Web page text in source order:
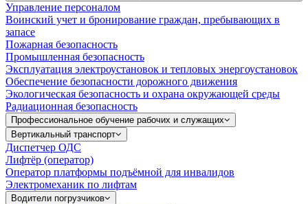
Управление персоналом
Воинский учет и бронирование граждан, пребывающих в
запасе
Пожарная безопасность
Промышленная безопасность
Эксплуатация электроустановок и тепловых энергоустановок
Обеспечение безопасности дорожного движения
Экологическая безопасность и охрана окружающей среды
Радиационная безопасность
Профессиональное обучение рабочих и служащих
Вертикальный транспорт
Диспетчер ОДС
Лифтёр (оператор)
Оператор платформы подъёмной для инвалидов
Электромеханик по лифтам
Водители погрузчиков